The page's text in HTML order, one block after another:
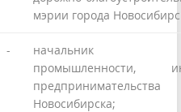
мэрии города
-
начальник
промышленности,
Новосибирска;